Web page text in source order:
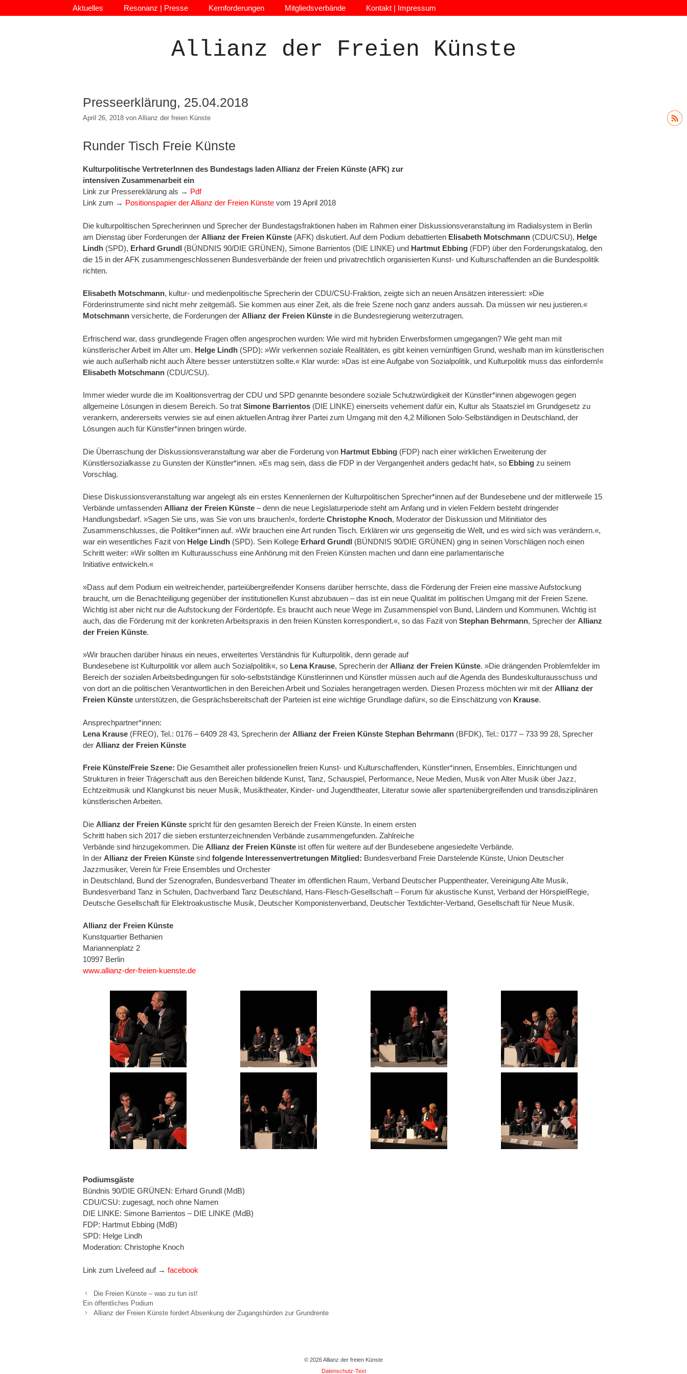
Inhalt
Aktuelles Resonanz | Presse Kernforderungen Mitgliedsverbände Kontakt | Impressum
Allianz der Freien Künste
Presseerklärung, 25.04.2018
April 26, 2018 von Allianz der freien Künste
Runder Tisch Freie Künste
Kulturpolitische VertreterInnen des Bundestags laden Allianz der Freien Künste (AFK) zur
intensiven Zusammenarbeit ein
Link zur Pressereklärung als → Pdf
Link zum → Positionspapier der Allianz der Freien Künste vom 19 April 2018
Die kulturpolitischen Sprecherinnen und Sprecher der Bundestagsfraktionen haben im Rahmen einer Diskussionsveranstaltung im Radialsystem in Berlin
am Dienstag über Forderungen der Allianz der Freien Künste (AFK) diskutiert. Auf dem Podium debattierten Elisabeth Motschmann (CDU/CSU), Helge
Lindh (SPD), Erhard Grundl (BÜNDNIS 90/DIE GRÜNEN), Simone Barrientos (DIE LINKE) und Hartmut Ebbing (FDP) über den Forderungskatalog, den
die 15 in der AFK zusammengeschlossenen Bundesverbände der freien und privatrechtlich organisierten Kunst- und Kulturschaffenden an die Bundespolitik
richten.
Elisabeth Motschmann, kultur- und medienpolitische Sprecherin der CDU/CSU-Fraktion, zeigte sich an neuen Ansätzen interessiert: »Die
Förderinstrumente sind nicht mehr zeitgemäß. Sie kommen aus einer Zeit, als die freie Szene noch ganz anders aussah. Da müssen wir neu justieren.«
Motschmann versicherte, die Forderungen der Allianz der Freien Künste in die Bundesregierung weiterzutragen.
Erfrischend war, dass grundlegende Fragen offen angesprochen wurden: Wie wird mit hybriden Erwerbsformen umgegangen? Wie geht man mit
künstlerischer Arbeit im Alter um. Helge Lindh (SPD): »Wir verkennen soziale Realitäten, es gibt keinen vernünftigen Grund, weshalb man im künstlerischen
wie auch außerhalb nicht auch Ältere besser unterstützen sollte.« Klar wurde: »Das ist eine Aufgabe von Sozialpolitik, und Kulturpolitik muss das einfordern!«
Elisabeth Motschmann (CDU/CSU).
Immer wieder wurde die im Koalitionsvertrag der CDU und SPD genannte besondere soziale Schutzwürdigkeit der Künstler*innen abgewogen gegen
allgemeine Lösungen in diesem Bereich. So trat Simone Barrientos (DIE LINKE) einerseits vehement dafür ein, Kultur als Staatsziel im Grundgesetz zu
verankern, andererseits verwies sie auf einen aktuellen Antrag ihrer Partei zum Umgang mit den 4,2 Millionen Solo-Selbständigen in Deutschland, der
Lösungen auch für Künstler*innen bringen würde.
Die Überraschung der Diskussionsveranstaltung war aber die Forderung von Hartmut Ebbing (FDP) nach einer wirklichen Erweiterung der
Künstlersozialkasse zu Gunsten der Künstler*innen. »Es mag sein, dass die FDP in der Vergangenheit anders gedacht hat«, so Ebbing zu seinem
Vorschlag.
Diese Diskussionsveranstaltung war angelegt als ein erstes Kennenlernen der Kulturpolitischen Sprecher*innen auf der Bundesebene und der mitllerweile 15
Verbände umfassenden Allianz der Freien Künste – denn die neue Legislaturperiode steht am Anfang und in vielen Feldern besteht dringender
Handlungsbedarf. »Sagen Sie uns, was Sie von uns brauchen!«, forderte Christophe Knoch, Moderator der Diskussion und Mitinitiator des
Zusammenschlusses, die Politiker*innen auf. »Wir brauchen eine Art runden Tisch. Erklären wir uns gegenseitig die Welt, und es wird sich was verändern.«,
war ein wesentliches Fazit von Helge Lindh (SPD). Sein Kollege Erhard Grundl (BÜNDNIS 90/DIE GRÜNEN) ging in seinen Vorschlägen noch einen
Schritt weiter: »Wir sollten im Kulturausschuss eine Anhörung mit den Freien Künsten machen und dann eine parlamentarische
Initiative entwickeln.«
»Dass auf dem Podium ein weitreichender, parteiübergreifender Konsens darüber herrschte, dass die Förderung der Freien eine massive Aufstockung
braucht, um die Benachteiligung gegenüber der institutionellen Kunst abzubauen – das ist ein neue Qualität im politischen Umgang mit der Freien Szene.
Wichtig ist aber nicht nur die Aufstockung der Fördertöpfe. Es braucht auch neue Wege im Zusammenspiel von Bund, Ländern und Kommunen. Wichtig ist
auch, das die Förderung mit der konkreten Arbeitspraxis in den freien Künsten korrespondiert.«, so das Fazit von Stephan Behrmann, Sprecher der Allianz
der Freien Künste.
»Wir brauchen darüber hinaus ein neues, erweitertes Verständnis für Kulturpolitik, denn gerade auf
Bundesebene ist Kulturpolitik vor allem auch Sozialpolitik«, so Lena Krause, Sprecherin der Allianz der Freien Künste. »Die drängenden Problemfelder im
Bereich der sozialen Arbeitsbedingungen für solo-selbstständige Künstlerinnen und Künstler müssen auch auf die Agenda des Bundeskulturausschuss und
von dort an die politischen Verantwortlichen in den Bereichen Arbeit und Soziales herangetragen werden. Diesen Prozess möchten wir mit der Allianz der
Freien Künste unterstützen, die Gesprächsbereitschaft der Parteien ist eine wichtige Grundlage dafür«, so die Einschätzung von Krause.
Ansprechpartner*innen:
Lena Krause (FREO), Tel.: 0176 – 6409 28 43, Sprecherin der Allianz der Freien Künste Stephan Behrmann (BFDK), Tel.: 0177 – 733 99 28, Sprecher
der Allianz der Freien Künste
Freie Künste/Freie Szene: Die Gesamtheit aller professionellen freien Kunst- und Kulturschaffenden, Künstler*innen, Ensembles, Einrichtungen und
Strukturen in freier Trägerschaft aus den Bereichen bildende Kunst, Tanz, Schauspiel, Performance, Neue Medien, Musik von Alter Musik über Jazz,
Echtzeitmusik und Klangkunst bis neuer Musik, Musiktheater, Kinder- und Jugendtheater, Literatur sowie aller spartenübergreifenden und transdisziplinären
künstlerischen Arbeiten.
Die Allianz der Freien Künste spricht für den gesamten Bereich der Freien Künste. In einem ersten
Schritt haben sich 2017 die sieben erstunterzeichnenden Verbände zusammengefunden. Zahlreiche
Verbände sind hinzugekommen. Die Allianz der Freien Künste ist offen für weitere auf der Bundesebene angesiedelte Verbände.
In der Allianz der Freien Künste sind folgende Interessenvertretungen Mitglied: Bundesverband Freie Darstelende Künste, Union Deutscher
Jazzmusiker, Verein für Freie Ensembles und Orchester
in Deutschland, Bund der Szenografen, Bundesverband Theater im öffentlichen Raum, Verband Deutscher Puppentheater, Vereinigung Alte Musik,
Bundesverband Tanz in Schulen, Dachverband Tanz Deutschland, Hans-Flesch-Gesellschaft – Forum für akustische Kunst, Verband der HörspielRegie,
Deutsche Gesellschaft für Elektroakustische Musik, Deutscher Komponistenverband, Deutscher Textdichter-Verband, Gesellschaft für Neue Musik.
Allianz der Freien Künste
Kunstquartier Bethanien
Mariannenplatz 2
10997 Berlin
www.allianz-der-freien-kuenste.de
Podiumsgäste
Bündnis 90/DIE GRÜNEN: Erhard Grundl (MdB)
CDU/CSU: zugesagt, noch ohne Namen
DIE LINKE: Simone Barrientos – DIE LINKE (MdB)
FDP: Hartmut Ebbing (MdB)
SPD: Helge Lindh
Moderation: Christophe Knoch
Link zum Livefeed auf → facebook
Die Freien Künste – was zu tun ist!
Ein öffentliches Podium
Allianz der Freien Künste fordert Absenkung der Zugangshürden zur Grundrente
© 2026 Allianz der freien Künste
Datenschutz-Text